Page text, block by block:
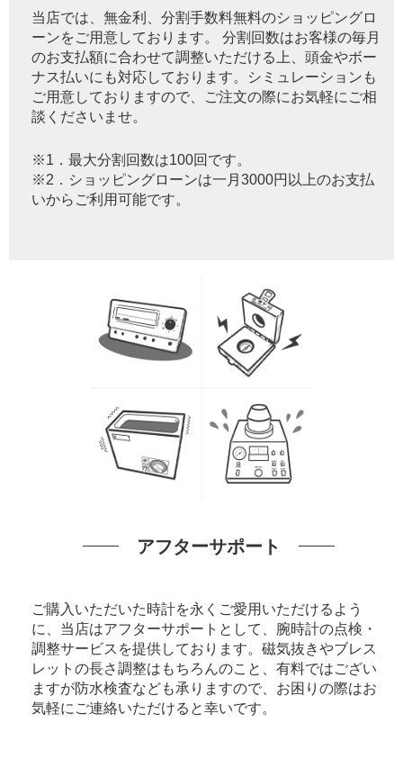
当店では、無金利、分割手数料無料のショッピングロ
ーンをご用意しております。 分割回数はお客様の毎月
のお支払額に合わせて調整いただける上、頭金やボー
ナス払いにも対応しております。シミュレーションも
ご用意しておりますので、ご注文の際にお気軽にご相
談くださいませ。
※1．最大分割回数は100回です。
※2．ショッピングローンは一月3000円以上のお支払
いからご利用可能です。
アフターサポート
ご購入いただいた時計を永くご愛用いただけるよう
に、当店はアフターサポートとして、腕時計の点検・
調整サービスを提供しております。磁気抜きやブレス
レットの長さ調整はもちろんのこと、有料ではござい
ますが防水検査なども承りますので、お困りの際はお
気軽にご連絡いただけると幸いです。